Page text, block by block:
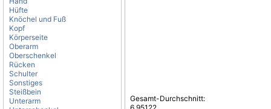
Hüfte
Knöchel und Fuß
Kopf
Körperseite
Oberarm
Oberschenkel
Rücken
Schulter
Sonstiges
Steißbein
Unterarm
Gesamt-Durchschnitt: